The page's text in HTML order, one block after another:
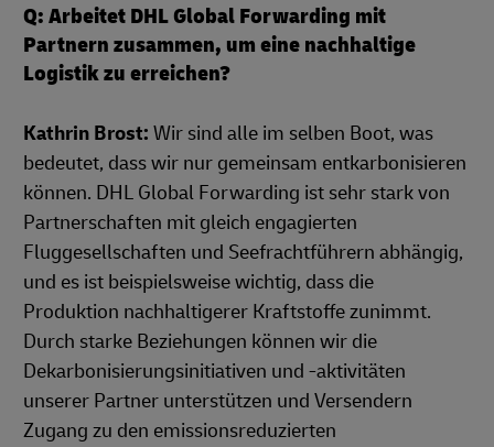
Q: Arbeitet DHL Global Forwarding mit
Partnern zusammen, um eine nachhaltige
Logistik zu erreichen?
Kathrin Brost: Wir sind alle im selben Boot, was
bedeutet, dass wir nur gemeinsam entkarbonisieren
können. DHL Global Forwarding ist sehr stark von
Partnerschaften mit gleich engagierten
Fluggesellschaften und Seefrachtführern abhängig,
und es ist beispielsweise wichtig, dass die
Produktion nachhaltigerer Kraftstoffe zunimmt.
Durch starke Beziehungen können wir die
Dekarbonisierungsinitiativen und -aktivitäten
unserer Partner unterstützen und Versendern
Zugang zu den emissionsreduzierten